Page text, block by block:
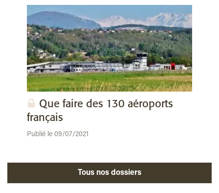
Que faire des 130 aéroports
français
Publié le 09/07/2021
Tous nos dossiers